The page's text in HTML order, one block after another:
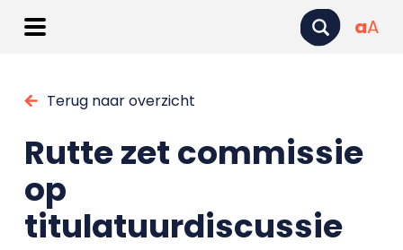
aA
Terug naar overzicht
Rutte zet commissie
op
titulatuurdiscussie